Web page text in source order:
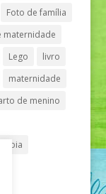
Foto de família
maternidade
Lego
livro
maternidade
de menino